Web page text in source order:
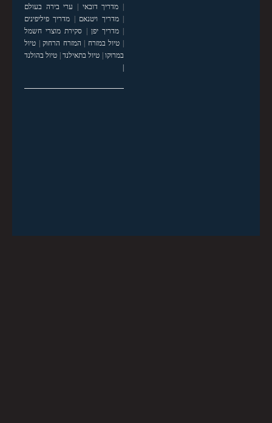
מדריך דובאי
ערי בירה בעולם
|מדריך ויטנאם
מדריך פיליפינים
|מדריך יפן
סקירת מוצרי חשמל
טיול במזרח המזרח הרחוק| טיול
במרוקו| טיול בתאילנד| טיול בהולנד